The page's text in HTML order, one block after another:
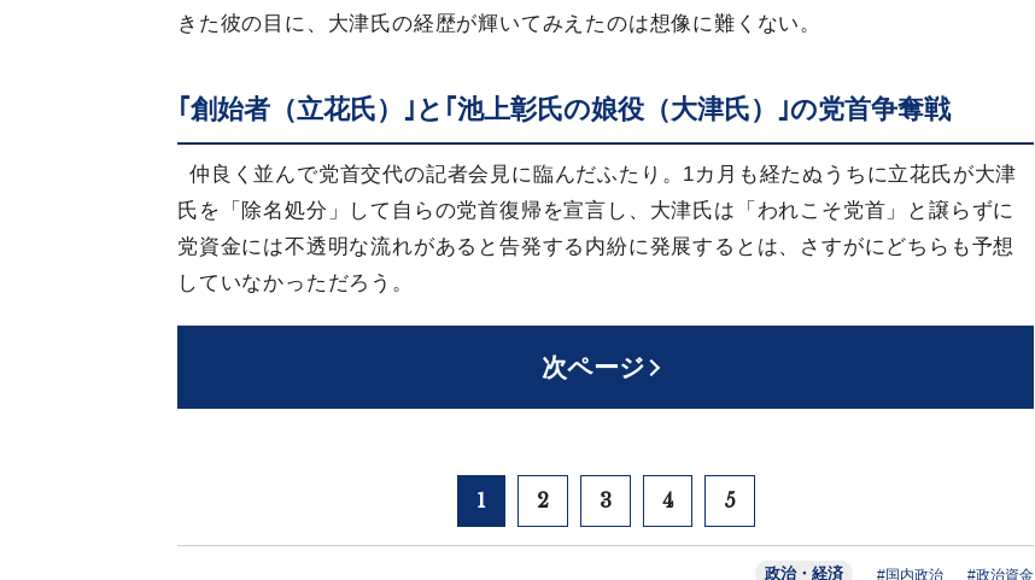
きた彼の目に、大津氏の経歴が輝いてみえたのは想像に難くない。
｢創始者（立花氏）｣と｢池上彰氏の娘役（大津氏）｣の党首争奪戦
仲良く並んで党首交代の記者会見に臨んだふたり。1カ月も経たぬうちに立花氏が大津
氏を「除名処分」して自らの党首復帰を宣言し、大津氏は「われこそ党首」と譲らずに
党資金には不透明な流れがあると告発する内紛に発展するとは、さすがにどちらも予想
していなかっただろう。
次ページ
1 2 3 4 5
政治・経済 #国内政治 #政治資金